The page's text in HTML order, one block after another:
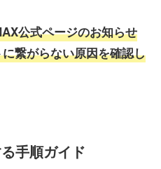
公式ページのお知らせ
繋がらない原因を確認し
手順ガイド